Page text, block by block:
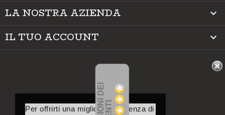
Per offrirti una migliore esperienza di
LA NOSTRA AZIENDA 
IL TUO ACCOUNT 